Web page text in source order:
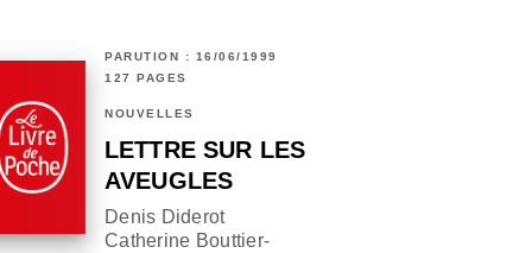
PARUTION : 16/06/1999
127 PAGES
NOUVELLES
LETTRE SUR LES
AVEUGLES
Denis Diderot
Catherine Bouttier-